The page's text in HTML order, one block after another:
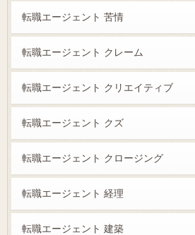
転職エージェント 苦情
転職エージェント クレーム
転職エージェント クリエイティブ
転職エージェント クズ
転職エージェント クロージング
転職エージェント 経理
転職エージェント 建築